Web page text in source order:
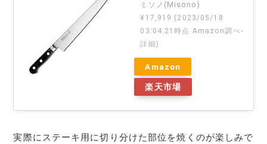
ミソノ(Misono)
¥17,919 (2023/05/18
03:04:21時点 Amazon調べ-
詳細)
Amazon
楽天市場
実際にステーキ用に切り分けた部位を焼くのが楽しみで